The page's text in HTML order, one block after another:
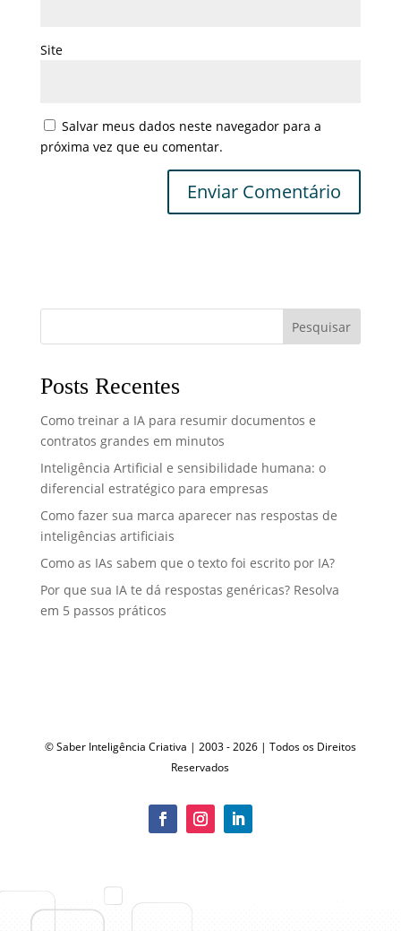
Site
Salvar meus dados neste navegador para a
próxima vez que eu comentar.
Pesquisar
Posts Recentes
Como treinar a IA para resumir documentos e
contratos grandes em minutos
Inteligência Artificial e sensibilidade humana: o
diferencial estratégico para empresas
Como fazer sua marca aparecer nas respostas de
inteligências artificiais
Como as IAs sabem que o texto foi escrito por IA?
Por que sua IA te dá respostas genéricas? Resolva
em 5 passos práticos
© Saber Inteligência Criativa | 2003 - 2026 | Todos os Direitos
Reservados